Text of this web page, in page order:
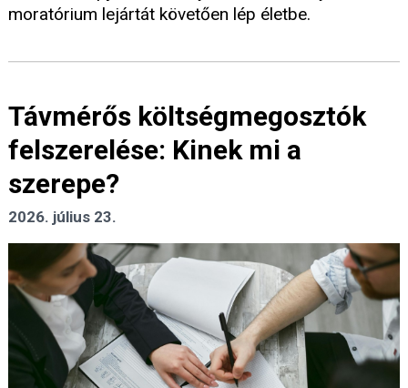
moratórium lejártát követően lép életbe.
Távmérős költségmegosztók
felszerelése: Kinek mi a
szerepe?
2026. július 23.